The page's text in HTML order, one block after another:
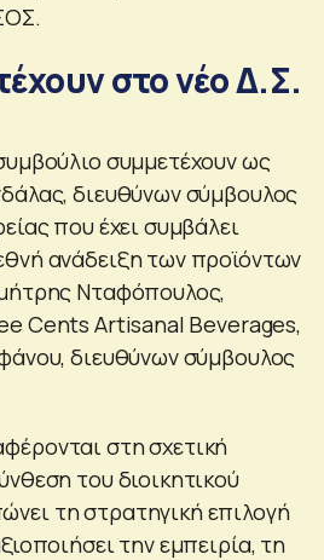
στο νέο Δ.Σ.
συμμετέχουν ως
διευθύνων σύμβουλος
που έχει συμβάλει
ανάδειξη των προϊόντων
Νταφόπουλος,
Cents Artisanal Beverages,
διευθύνων σύμβουλος
στη σχετική
του διοικητικού
τη στρατηγική επιλογή
την εμπειρία, τη